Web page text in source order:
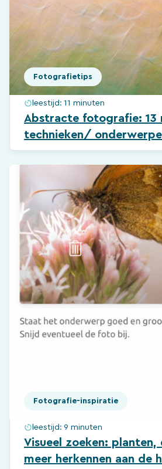
Fotografietips
leestijd: 11 minuten
Abstracte fotografie: 13
technieken/
Fotografie-inspiratie
leestijd: 9 minuten
Visueel zoeken: planten,
meer herkennen aan de